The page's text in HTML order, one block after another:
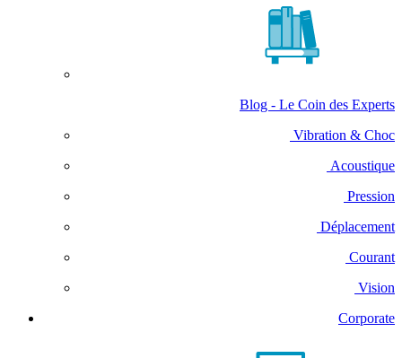
Blog - Le Coin des Experts
Vibration & Choc
Acoustique
Pression
Déplacement
Courant
Vision
Corporate